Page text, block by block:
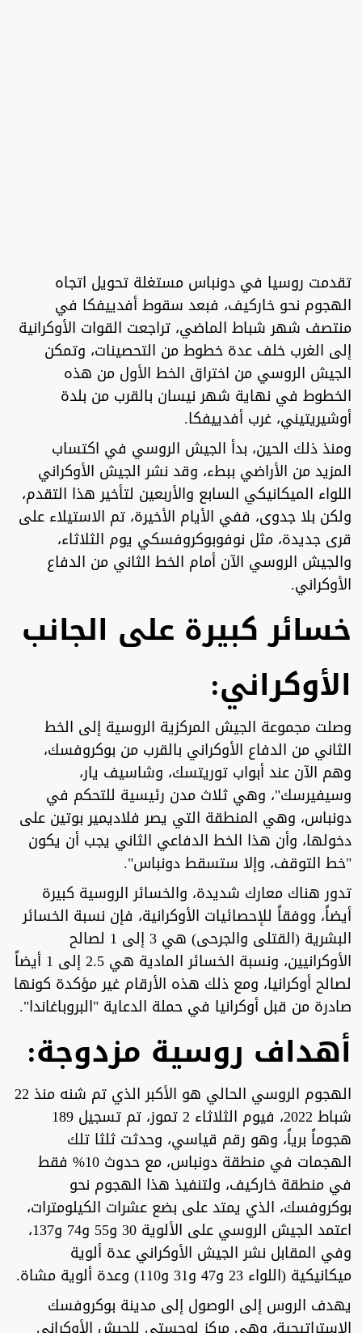
تقدمت روسيا في دونباس مستغلة تحويل اتجاه
الهجوم نحو خاركيف، فبعد سقوط أفدييفكا في
منتصف شهر شباط الماضي، تراجعت القوات الأوكرانية
إلى الغرب خلف عدة خطوط من التحصينات، وتمكن
الجيش الروسي من اختراق الخط الأول من هذه
الخطوط في نهاية شهر نيسان بالقرب من بلدة
أوشيريتيني، غرب أفدييفكا.
ومنذ ذلك الحين، بدأ الجيش الروسي في اكتساب
المزيد من الأراضي ببطء، وقد نشر الجيش الأوكراني
اللواء الميكانيكي السابع والأربعين لتأخير هذا التقدم،
ولكن بلا جدوى، ففي الأيام الأخيرة، تم الاستيلاء على
قرى جديدة، مثل نوفوبوكروفسكي يوم الثلاثاء،
والجيش الروسي الآن أمام الخط الثاني من الدفاع
الأوكراني.
خسائر كبيرة على الجانب
الأوكراني:
وصلت مجموعة الجيش المركزية الروسية إلى الخط
الثاني من الدفاع الأوكراني بالقرب من بوكروفسك،
وهم الآن عند أبواب توريتسك، وشاسيف يار،
وسيفيرسك"، وهي ثلاث مدن رئيسية للتحكم في
دونباس، وهي المنطقة التي يصر فلاديمير بوتين على
دخولها، وأن هذا الخط الدفاعي الثاني يجب أن يكون
"خط التوقف، وإلا ستسقط دونباس".
تدور هناك معارك شديدة، والخسائر الروسية كبيرة
أيضاً، ووفقاً للإحصائيات الأوكرانية، فإن نسبة الخسائر
البشرية (القتلى والجرحى) هي 3 إلى 1 لصالح
الأوكرانيين، ونسبة الخسائر المادية هي 2.5 إلى 1 أيضاً
لصالح أوكرانيا، ومع ذلك هذه الأرقام غير مؤكدة كونها
صادرة من قبل أوكرانيا في حملة الدعاية "البروباغاندا".
أهداف روسية مزدوجة:
الهجوم الروسي الحالي هو الأكبر الذي تم شنه منذ 22
شباط 2022، فيوم الثلاثاء 2 تموز، تم تسجيل 189
هجوماً برياً، وهو رقم قياسي، وحدثت ثلثا تلك
الهجمات في منطقة دونباس، مع حدوث 10% فقط
في منطقة خاركيف، ولتنفيذ هذا الهجوم نحو
بوكروفسك، الذي يمتد على بضع عشرات الكيلومترات،
اعتمد الجيش الروسي على الألوية 30 و55 و74 و137،
وفي المقابل نشر الجيش الأوكراني عدة ألوية
ميكانيكية (اللواء 23 و47 و31 و110) وعدة ألوية مشاة.
يهدف الروس إلى الوصول إلى مدينة بوكروفسك